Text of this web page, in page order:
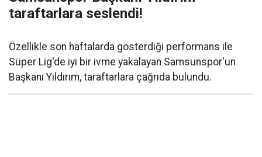
taraftarlara seslendi!
Özellikle son haftalarda gösterdiği performans ile
Süper Lig'de iyi bir ivme yakalayan Samsunspor'un
Başkanı Yıldırım, taraftarlara çağrıda bulundu.